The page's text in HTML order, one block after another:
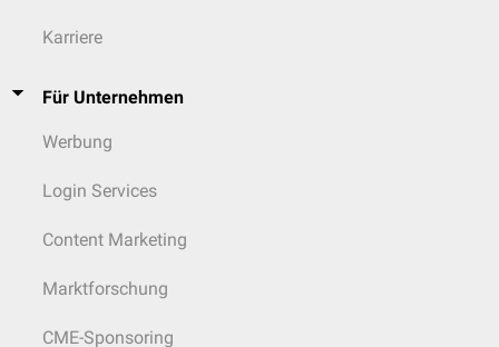
Karriere
Für Unternehmen
Werbung
Login Services
Content Marketing
Marktforschung
CME-Sponsoring